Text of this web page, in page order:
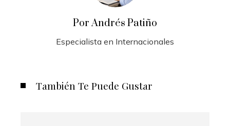
Por Andrés Patiño
Especialista en Internacionales
También Te Puede Gustar